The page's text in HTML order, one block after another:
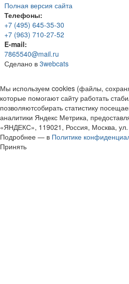
Полная версия сайта
Телефоны:
+7 (495) 645-35-30
+7 (963) 710-27-52
E-mail:
7865540@mail.ru
Сделано в 3webcats
Мы используем cookies (файлы,
которые помогают сайту работать
позволяютсобирать статистику
аналитики Яндекс Метрика,
«ЯНДЕКС», 119021, Россия, Москва, ул.
Подробнее — в Политике
Принять